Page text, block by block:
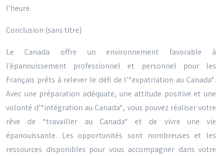
l’heure.
Conclusion (sans titre)
Le Canada offre un environnement favorable à
l’épanouissement professionnel et personnel pour les
Français prêts à relever le défi de l’*expatriation au Canada*.
Avec une préparation adéquate, une attitude positive et une
volonté d’*intégration au Canada*, vous pouvez réaliser votre
rêve de *travailler au Canada* et de vivre une vie
épanouissante. Les opportunités sont nombreuses et les
ressources disponibles pour vous accompagner dans votre